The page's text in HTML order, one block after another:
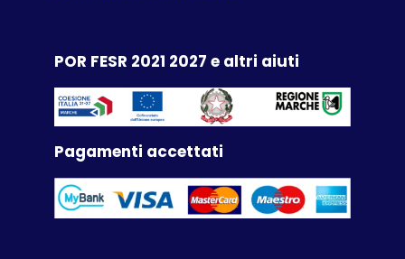
POR FESR 2021 2027 e altri aiuti
Pagamenti accettati